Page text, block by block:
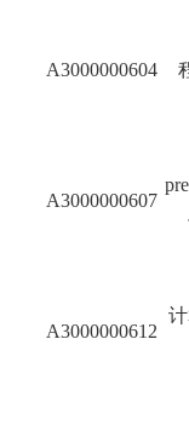
A3000000604
A3000000607
A3000000612